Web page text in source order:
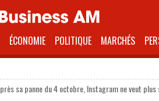
ÉCONOMIE POLITIQUE MARCHÉS
sa panne du 4 octobre, Instagram ne veut